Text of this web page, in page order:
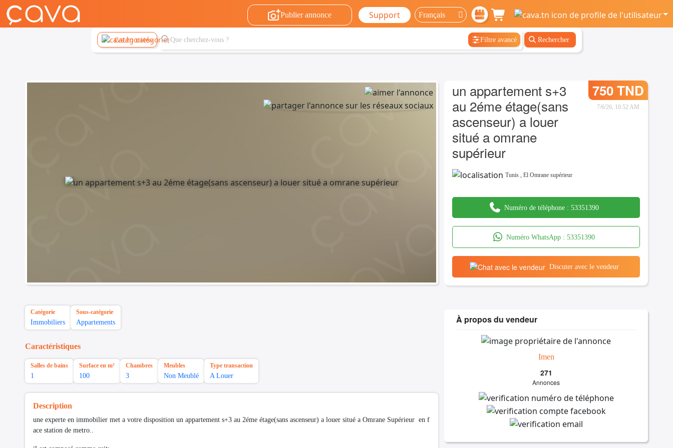
Publier annonce Support
Catégories Filtre avancé Rechercher
un appartement s+3
au 2éme étage(sans
ascenseur) a louer
situé a omrane
supérieur
750 TND
7/6/26, 10:52 AM
Tunis ,El Omrane supérieur
Numéro de téléphone : 53351390
Numéro WhatsApp :53351390
Discuter avec le vendeur
Catégorie
Immobiliers
Sous-catégorie
Appartements
Caractéristiques
Salles de bains
1
Surface en m²
100
Chambres
3
Meubles
Non Meublé
Type transaction
A Louer
Description
une experte en immobilier met a votre disposition un appartement s+3 au 2éme étage(sans ascenseur) a louer situé a Omrane Supérieur en f
ace station de metro..
À propos du vendeur
Imen
271
Annonces